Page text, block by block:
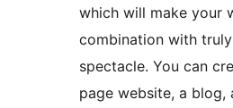
which will make your
combination with
spectacle. You can
page website, a blog,